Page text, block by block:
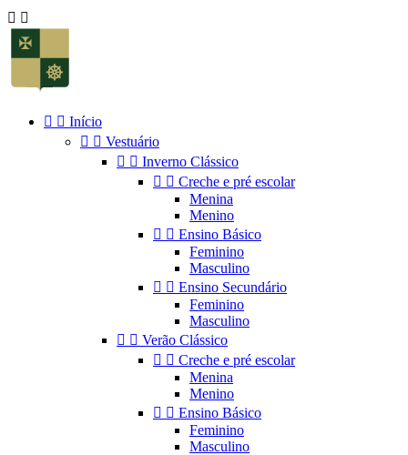
 
  Início
  Vestuário
  Inverno Clássico
  Creche e pré escolar
Menina
Menino
  Ensino Básico
Feminino
Masculino
  Ensino Secundário
Feminino
Masculino
  Verão Clássico
  Creche e pré escolar
Menina
Menino
  Ensino Básico
Feminino
Masculino